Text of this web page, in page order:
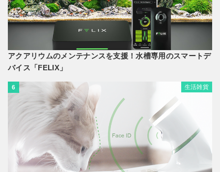
アクアリウムのメンテナンスを支援！水槽専用のスマートデ
バイス「FELIX」
6 生活雑貨